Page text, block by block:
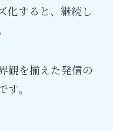
化すると、継続し
観を揃えた発信の
。